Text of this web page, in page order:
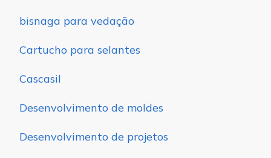
bisnaga para vedação
Cartucho para selantes
Cascasil
Desenvolvimento de moldes
Desenvolvimento de projetos